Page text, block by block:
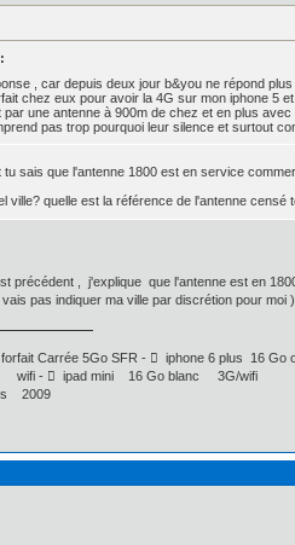
, car depuis deux jour b&you ne répond plus
chez eux pour avoir la 4G sur mon iphone 5
une antenne à 900m de chez et en plus
pas trop pourquoi leur silence et surtout
sais que l'antenne 1800 est en service
ville? quelle est la référence de l'antenne
précédent , j'explique que l'antenne est en
pas indiquer ma ville par discrétion pour
Carrée 5Go SFR -  iphone 6 plus 16 Go
-  ipad mini 16 Go blanc 3G/wifi
2009